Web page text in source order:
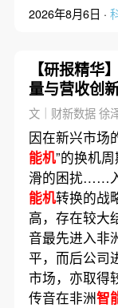
2026年8月6日 ·
【研报精华
量与营收创
求拐点将至
文｜财新数据 徐
因在新兴市场
能机”的换机
滑的困扰……
能机转换的战
高，存在较大
音最先进入非
平，而后公司
市场，亦取得
传音在非洲智